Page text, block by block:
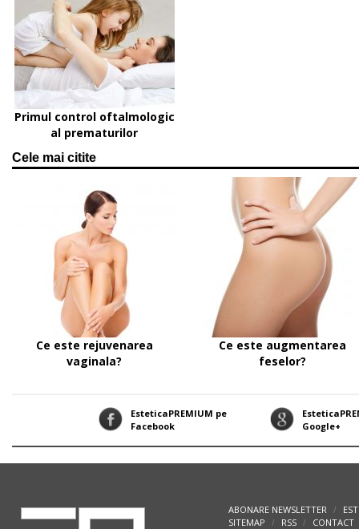
Primul control oftalmologic
al prematurilor
Cele mai citite
Ce este rejuvenarea
vaginala?
Ce este augmentarea
feselor?
EsteticaPREMIUM pe
Facebook
Google+
ABONARE NEWSLETTER /
SITEMAP
/ RSS / CONTACT